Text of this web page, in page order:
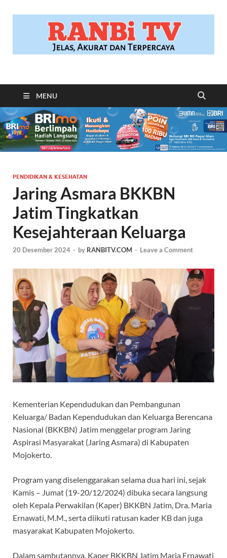
RANBITV.COM
MENU
PENDIDIKAN & KESEHATAN
Jaring Asmara BKKBN
Jatim Tingkatkan
Kesejahteraan Keluarga
20 Desember 2024 - by RANBITV.COM - Leave a Comment
Kementerian Kependudukan dan Pembangunan
Keluarga/ Badan Kependudukan dan Keluarga Berencana
Nasional (BKKBN) Jatim menggelar program Jaring
Aspirasi Masyarakat (Jaring Asmara) di Kabupaten
Mojokerto.
Program yang diselenggarakan selama dua hari ini, sejak
Kamis – Jumat (19-20/12/2024) dibuka secara langsung
oleh Kepala Perwakilan (Kaper) BKKBN Jatim, Dra. Maria
Ernawati, M.M., serta diikuti ratusan kader KB dan juga
masyarakat Kabupaten Mojokerto.
Dalam sambutannya, Kaper BKKBN Jatim Maria Ernawati